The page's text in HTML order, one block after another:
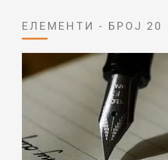
ЕЛЕМЕНТИ - БРОЈ 20